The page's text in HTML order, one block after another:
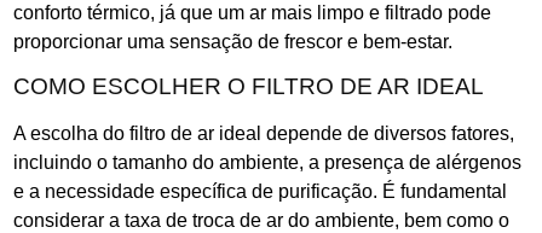
conforto térmico, já que um ar mais limpo e filtrado pode
proporcionar uma sensação de frescor e bem-estar.
COMO ESCOLHER O FILTRO DE AR IDEAL
A escolha do filtro de ar ideal depende de diversos fatores,
incluindo o tamanho do ambiente, a presença de alérgenos
e a necessidade específica de purificação. É fundamental
considerar a taxa de troca de ar do ambiente, bem como o